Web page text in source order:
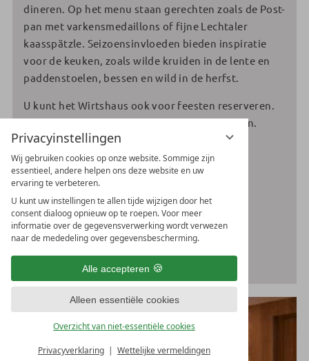
Privacyinstellingen
Wij gebruiken cookies op onze website. Sommige zijn
essentieel, andere helpen ons deze website en uw
ervaring te verbeteren.
U kunt uw instellingen te allen tijde wijzigen door het
consent dialoog opnieuw op te roepen. Voor meer
informatie over de gegevensverwerking wordt verwezen
naar de mededeling over gegevensbescherming.
Alle accepteren
Alleen essentiële cookies
Overzicht van niet-essentiële cookies
Privacyverklaring Wettelijke vermeldingen
dineren. Op het menu staan gerechten zoals de Post-
pan met varkensmedaillons of fijne Lechtaler
kaasspätzle. Seizoensinvloeden bieden inspiratie
voor de keuken, zoals wilde kruiden in de lente en
paddenstoelen, bessen en wild in de herfst.
U kunt het Wirtshaus ook voor feesten reserveren.
Voor grotere feesten raden we dePostalmaan.
Openingstijden:
11.30 - 13.45 uur Lunchkaart
14.00 - 17.30 uur Middagkaart
18.00 - 20.30 uur Uitgebreide kaart
PDF-MENUKAART